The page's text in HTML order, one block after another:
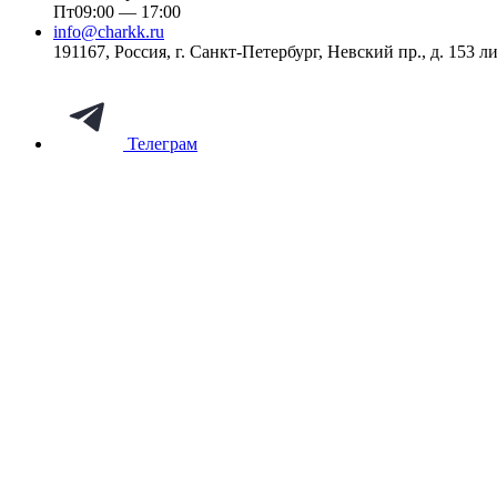
Пт09:00 — 17:00
info@charkk.ru
191167, Россия, г. Санкт-Петербург, Невский пр., д. 153
Телеграм